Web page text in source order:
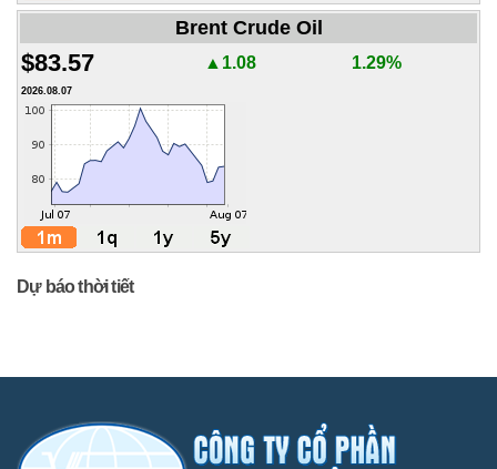
Brent Crude Oil
$83.57 ▲1.08 1.29%
2026.08.07
Dự báo thời tiết